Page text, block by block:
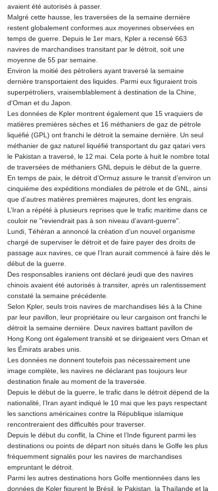
avaient été autorisés à passer.
Malgré cette hausse, les traversées de la semaine dernière
restent globalement conformes aux moyennes observées en
temps de guerre. Depuis le 1er mars, Kpler a recensé 663
navires de marchandises transitant par le détroit, soit une
moyenne de 55 par semaine.
Environ la moitié des pétroliers ayant traversé la semaine
dernière transportaient des liquides. Parmi eux figuraient trois
superpétroliers, vraisemblablement à destination de la Chine,
d’Oman et du Japon.
Les données de Kpler montrent également que 15 vraquiers de
matières premières sèches et 16 méthaniers de gaz de pétrole
liquéfié (GPL) ont franchi le détroit la semaine dernière. Un seul
méthanier de gaz naturel liquéfié transportant du gaz qatari vers
le Pakistan a traversé, le 12 mai. Cela porte à huit le nombre total
de traversées de méthaniers GNL depuis le début de la guerre.
En temps de paix, le détroit d’Ormuz assure le transit d’environ un
cinquième des expéditions mondiales de pétrole et de GNL, ainsi
que d’autres matières premières majeures, dont les engrais.
L’Iran a répété à plusieurs reprises que le trafic maritime dans ce
couloir ne "reviendrait pas à son niveau d’avant-guerre".
Lundi, Téhéran a annoncé la création d’un nouvel organisme
chargé de superviser le détroit et de faire payer des droits de
passage aux navires, ce que l’Iran aurait commencé à faire dès le
début de la guerre.
Des responsables iraniens ont déclaré jeudi que des navires
chinois avaient été autorisés à transiter, après un ralentissement
constaté la semaine précédente.
Selon Kpler, seuls trois navires de marchandises liés à la Chine
par leur pavillon, leur propriétaire ou leur cargaison ont franchi le
détroit la semaine dernière. Deux navires battant pavillon de
Hong Kong ont également transité et se dirigeaient vers Oman et
les Émirats arabes unis.
Les données ne donnent toutefois pas nécessairement une
image complète, les navires ne déclarant pas toujours leur
destination finale au moment de la traversée.
Depuis le début de la guerre, le trafic dans le détroit dépend de la
nationalité, l’Iran ayant indiqué le 10 mai que les pays respectant
les sanctions américaines contre la République islamique
rencontreraient des difficultés pour traverser.
Depuis le début du conflit, la Chine et l’Inde figurent parmi les
destinations ou points de départ non situés dans le Golfe les plus
fréquemment signalés pour les navires de marchandises
empruntant le détroit.
Parmi les autres destinations hors Golfe mentionnées dans les
données de Kpler figurent le Brésil, le Pakistan, la Thaïlande et la